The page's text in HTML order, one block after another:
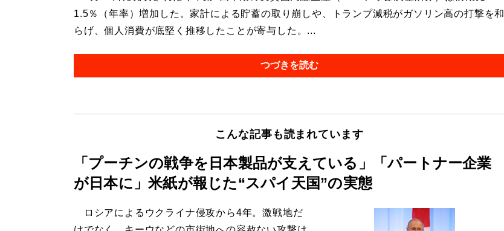
1.5％（年率）増加した。家計による貯蓄の取り崩しや、トランプ減税がガソリン高の打撃を和
らげ、個人消費が底堅く推移したことが寄与した。...
つづきを読む
こんな記事も読まれています
「プーチンの戦争を日本製品が支えている」「パートナー企業
が日本に」米紙が報じた“スパイ天国”の実態
ロシアによるウクライナ侵攻から4年。激戦地だ